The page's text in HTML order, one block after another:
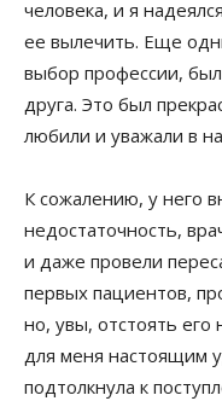
человека, и я
ее вылечить. Еще
выбор профессии,
друга. Это был
любили и уважали в
К сожалению, у него
недостаточность,
и даже провели
первых пациентов,
но, увы, отстоять его
для меня настоящим
подтолкнула к